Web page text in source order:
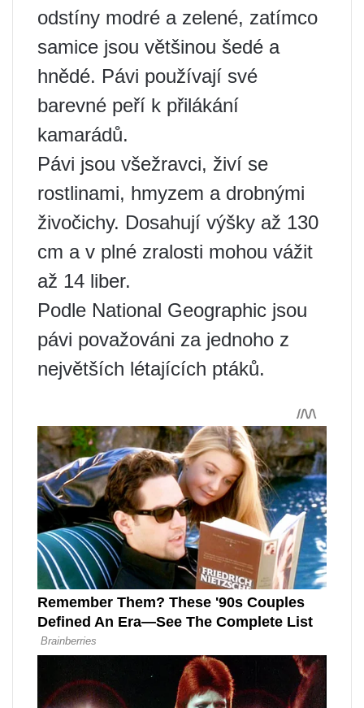
odstíny modré a zelené, zatímco
samice jsou většinou šedé a
hnědé. Pávi používají své
barevné peří k přilákání
kamarádů.
Pávi jsou všežravci, živí se
rostlinami, hmyzem a drobnými
živočichy. Dosahují výšky až 130
cm a v plné zralosti mohou vážit
až 14 liber.
Podle National Geographic jsou
pávi považováni za jednoho z
největších létajících ptáků.